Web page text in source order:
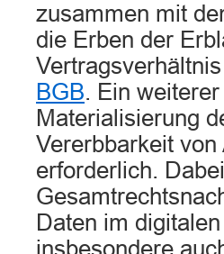
zusammen mit
die Erben der
BGB. Ein
Materialisierung
Vererbbarkeit
erforderlich.
Daten im
insbesondere